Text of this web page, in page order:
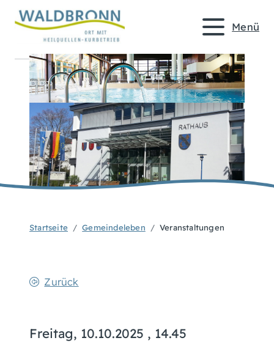
Menü
Startseite Gemeindeleben Veranstaltungen
Zurück
Freitag, 10.10.2025 , 14.45